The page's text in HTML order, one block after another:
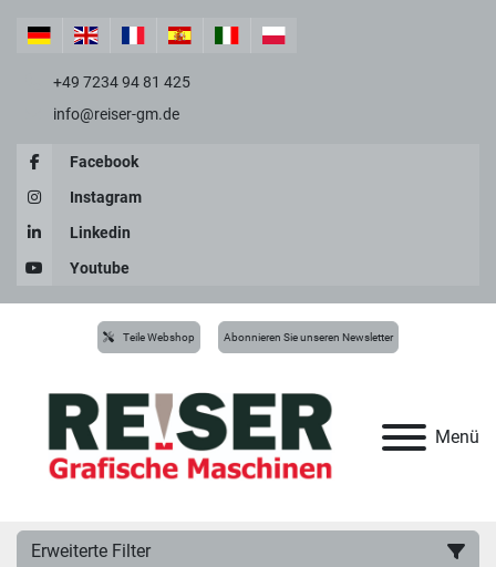
+49 7234 94 81 425
info@reiser-gm.de
Facebook
Instagram
Linkedin
Youtube
Menü
Teile Webshop Abonnieren Sie unseren Newsletter
Erweiterte Filter